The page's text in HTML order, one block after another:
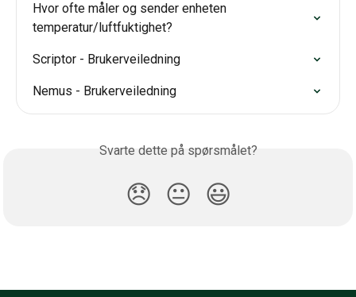
Hvor ofte måler og sender enheten
temperatur/luftfuktighet?
Scriptor - Brukerveiledning
Nemus - Brukerveiledning
Svarte dette på spørsmålet?
😞 😐 😃